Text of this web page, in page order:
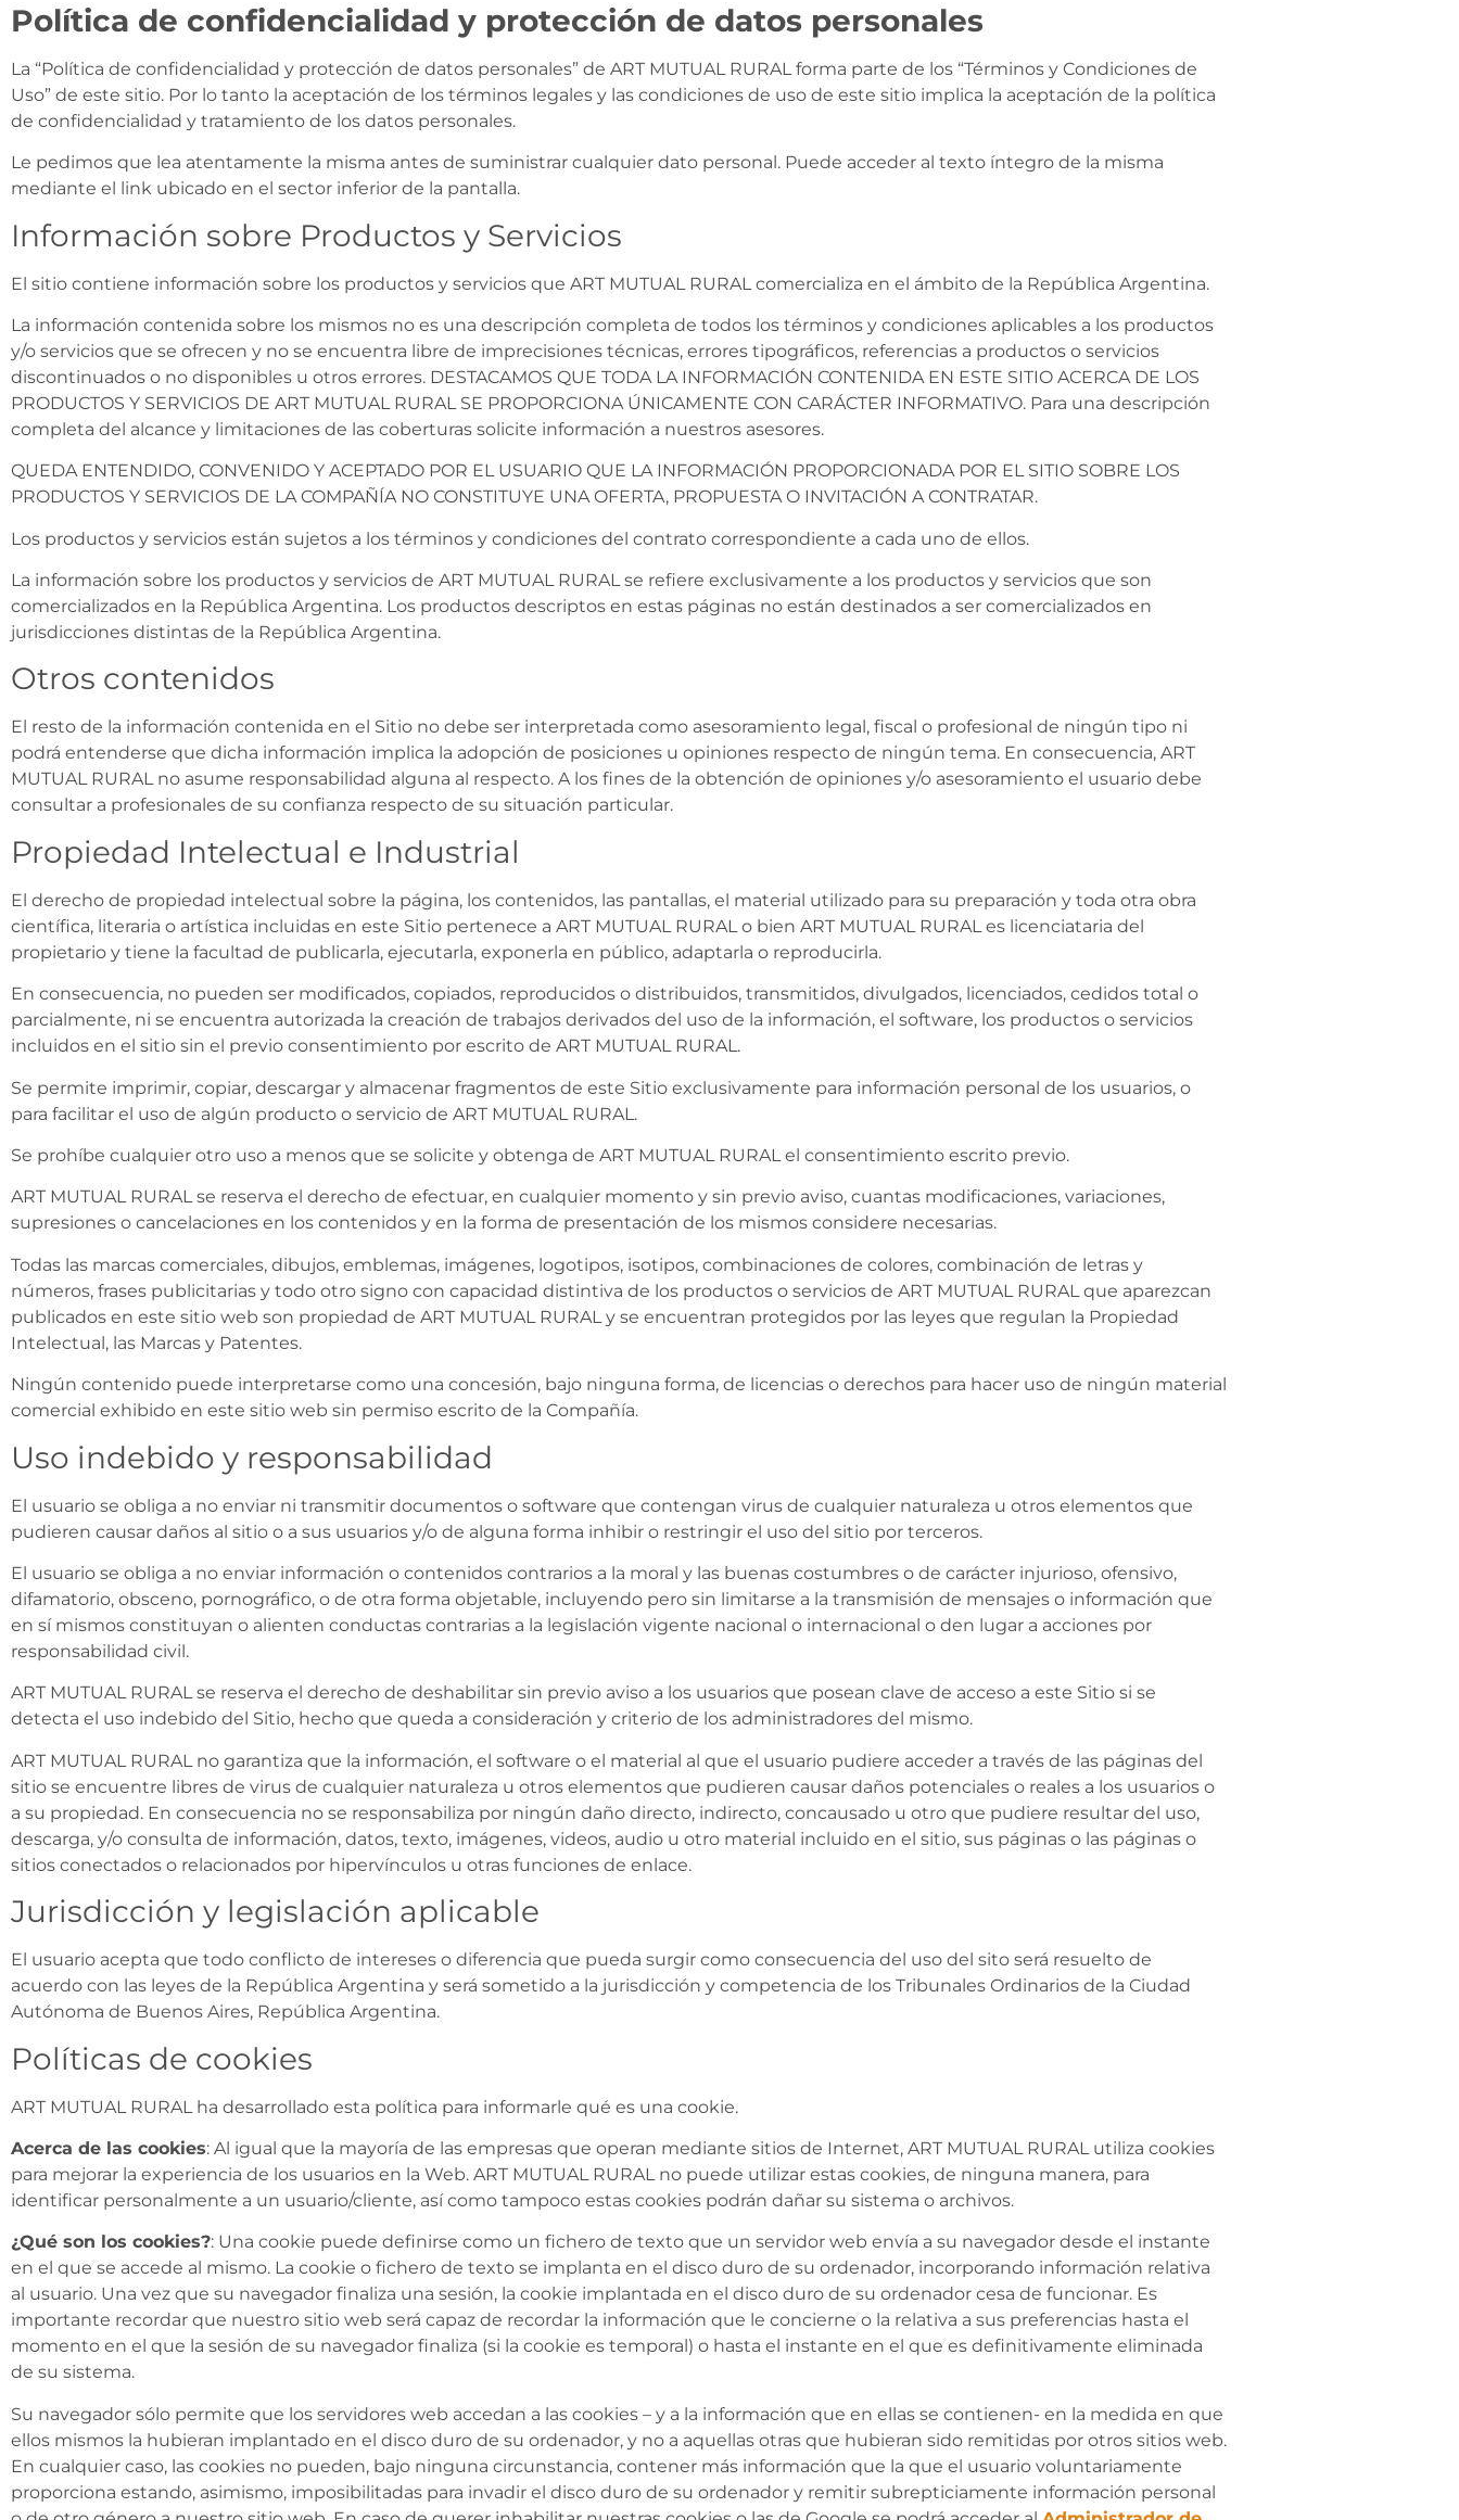
Política de confidencialidad y protección de datos personales
La “Política de confidencialidad y protección de datos personales” de ART MUTUAL RURAL forma parte de los “Términos y Condiciones de
Uso” de este sitio. Por lo tanto la aceptación de los términos legales y las condiciones de uso de este sitio implica la aceptación de la política
de confidencialidad y tratamiento de los datos personales.
Le pedimos que lea atentamente la misma antes de suministrar cualquier dato personal. Puede acceder al texto íntegro de la misma
mediante el link ubicado en el sector inferior de la pantalla.
Información sobre Productos y Servicios
El sitio contiene información sobre los productos y servicios que ART MUTUAL RURAL comercializa en el ámbito de la República Argentina.
La información contenida sobre los mismos no es una descripción completa de todos los términos y condiciones aplicables a los productos
y/o servicios que se ofrecen y no se encuentra libre de imprecisiones técnicas, errores tipográficos, referencias a productos o servicios
discontinuados o no disponibles u otros errores. DESTACAMOS QUE TODA LA INFORMACIÓN CONTENIDA EN ESTE SITIO ACERCA DE LOS
PRODUCTOS Y SERVICIOS DE ART MUTUAL RURAL SE PROPORCIONA ÚNICAMENTE CON CARÁCTER INFORMATIVO. Para una descripción
completa del alcance y limitaciones de las coberturas solicite información a nuestros asesores.
QUEDA ENTENDIDO, CONVENIDO Y ACEPTADO POR EL USUARIO QUE LA INFORMACIÓN PROPORCIONADA POR EL SITIO SOBRE LOS
PRODUCTOS Y SERVICIOS DE LA COMPAÑÍA NO CONSTITUYE UNA OFERTA, PROPUESTA O INVITACIÓN A CONTRATAR.
Los productos y servicios están sujetos a los términos y condiciones del contrato correspondiente a cada uno de ellos.
La información sobre los productos y servicios de ART MUTUAL RURAL se refiere exclusivamente a los productos y servicios que son
comercializados en la República Argentina. Los productos descriptos en estas páginas no están destinados a ser comercializados en
jurisdicciones distintas de la República Argentina.
Otros contenidos
El resto de la información contenida en el Sitio no debe ser interpretada como asesoramiento legal, fiscal o profesional de ningún tipo ni
podrá entenderse que dicha información implica la adopción de posiciones u opiniones respecto de ningún tema. En consecuencia, ART
MUTUAL RURAL no asume responsabilidad alguna al respecto. A los fines de la obtención de opiniones y/o asesoramiento el usuario debe
consultar a profesionales de su confianza respecto de su situación particular.
Propiedad Intelectual e Industrial
El derecho de propiedad intelectual sobre la página, los contenidos, las pantallas, el material utilizado para su preparación y toda otra obra
científica, literaria o artística incluidas en este Sitio pertenece a ART MUTUAL RURAL o bien ART MUTUAL RURAL es licenciataria del
propietario y tiene la facultad de publicarla, ejecutarla, exponerla en público, adaptarla o reproducirla.
En consecuencia, no pueden ser modificados, copiados, reproducidos o distribuidos, transmitidos, divulgados, licenciados, cedidos total o
parcialmente, ni se encuentra autorizada la creación de trabajos derivados del uso de la información, el software, los productos o servicios
incluidos en el sitio sin el previo consentimiento por escrito de ART MUTUAL RURAL.
Se permite imprimir, copiar, descargar y almacenar fragmentos de este Sitio exclusivamente para información personal de los usuarios, o
para facilitar el uso de algún producto o servicio de ART MUTUAL RURAL.
Se prohíbe cualquier otro uso a menos que se solicite y obtenga de ART MUTUAL RURAL el consentimiento escrito previo.
ART MUTUAL RURAL se reserva el derecho de efectuar, en cualquier momento y sin previo aviso, cuantas modificaciones, variaciones,
supresiones o cancelaciones en los contenidos y en la forma de presentación de los mismos considere necesarias.
Todas las marcas comerciales, dibujos, emblemas, imágenes, logotipos, isotipos, combinaciones de colores, combinación de letras y
números, frases publicitarias y todo otro signo con capacidad distintiva de los productos o servicios de ART MUTUAL RURAL que aparezcan
publicados en este sitio web son propiedad de ART MUTUAL RURAL y se encuentran protegidos por las leyes que regulan la Propiedad
Intelectual, las Marcas y Patentes.
Ningún contenido puede interpretarse como una concesión, bajo ninguna forma, de licencias o derechos para hacer uso de ningún material
comercial exhibido en este sitio web sin permiso escrito de la Compañía.
Uso indebido y responsabilidad
El usuario se obliga a no enviar ni transmitir documentos o software que contengan virus de cualquier naturaleza u otros elementos que
pudieren causar daños al sitio o a sus usuarios y/o de alguna forma inhibir o restringir el uso del sitio por terceros.
El usuario se obliga a no enviar información o contenidos contrarios a la moral y las buenas costumbres o de carácter injurioso, ofensivo,
difamatorio, obsceno, pornográfico, o de otra forma objetable, incluyendo pero sin limitarse a la transmisión de mensajes o información que
en sí mismos constituyan o alienten conductas contrarias a la legislación vigente nacional o internacional o den lugar a acciones por
responsabilidad civil.
ART MUTUAL RURAL se reserva el derecho de deshabilitar sin previo aviso a los usuarios que posean clave de acceso a este Sitio si se
detecta el uso indebido del Sitio, hecho que queda a consideración y criterio de los administradores del mismo.
ART MUTUAL RURAL no garantiza que la información, el software o el material al que el usuario pudiere acceder a través de las páginas del
sitio se encuentre libres de virus de cualquier naturaleza u otros elementos que pudieren causar daños potenciales o reales a los usuarios o
a su propiedad. En consecuencia no se responsabiliza por ningún daño directo, indirecto, concausado u otro que pudiere resultar del uso,
descarga, y/o consulta de información, datos, texto, imágenes, videos, audio u otro material incluido en el sitio, sus páginas o las páginas o
sitios conectados o relacionados por hipervínculos u otras funciones de enlace.
Jurisdicción y legislación aplicable
El usuario acepta que todo conflicto de intereses o diferencia que pueda surgir como consecuencia del uso del sito será resuelto de
acuerdo con las leyes de la República Argentina y será sometido a la jurisdicción y competencia de los Tribunales Ordinarios de la Ciudad
Autónoma de Buenos Aires, República Argentina.
Políticas de cookies
ART MUTUAL RURAL ha desarrollado esta política para informarle qué es una cookie.
Acerca de las cookies: Al igual que la mayoría de las empresas que operan mediante sitios de Internet, ART MUTUAL RURAL utiliza cookies
para mejorar la experiencia de los usuarios en la Web. ART MUTUAL RURAL no puede utilizar estas cookies, de ninguna manera, para
identificar personalmente a un usuario/cliente, así como tampoco estas cookies podrán dañar su sistema o archivos.
¿Qué son los cookies?: Una cookie puede definirse como un fichero de texto que un servidor web envía a su navegador desde el instante
en el que se accede al mismo. La cookie o fichero de texto se implanta en el disco duro de su ordenador, incorporando información relativa
al usuario. Una vez que su navegador finaliza una sesión, la cookie implantada en el disco duro de su ordenador cesa de funcionar. Es
importante recordar que nuestro sitio web será capaz de recordar la información que le concierne o la relativa a sus preferencias hasta el
momento en el que la sesión de su navegador finaliza (si la cookie es temporal) o hasta el instante en el que es definitivamente eliminada
de su sistema.
Su navegador sólo permite que los servidores web accedan a las cookies – y a la información que en ellas se contienen- en la medida en que
ellos mismos la hubieran implantado en el disco duro de su ordenador, y no a aquellas otras que hubieran sido remitidas por otros sitios web.
En cualquier caso, las cookies no pueden, bajo ninguna circunstancia, contener más información que la que el usuario voluntariamente
proporciona estando, asimismo, imposibilitadas para invadir el disco duro de su ordenador y remitir subrepticiamente información personal